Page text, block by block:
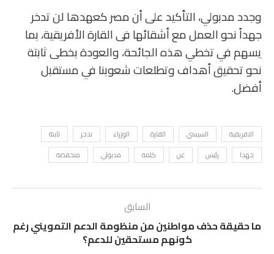
وجدد مدبولي، التأكيد على أن مصر كعهدها لن تدخر
جهداً نحو العمل مع أشقائها فى القارة الأفريقية، بما
يسهم في تخطي هذه الجائحة، والعودة بخطى ثابتة
نحو تحقيق أهداف وتطلعات شعوبنا في مستقبل
أفضل.
الافريقية السيسي القارة الوزراء تدحر
ثابتة
جهدا
رئيس عن كلمة مدبولي منخفضة
السابق
ما حقيقة حذف مواطنين من منظومة الدعم التمويني رغم
كونهم مستحقين للدعم؟